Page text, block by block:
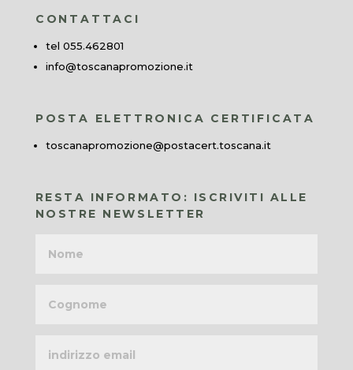
CONTATTACI
tel 055.462801
info@toscanapromozione.it
POSTA ELETTRONICA CERTIFICATA
toscanapromozione@postacert.toscana.it
RESTA INFORMATO: ISCRIVITI ALLE
NOSTRE NEWSLETTER
email